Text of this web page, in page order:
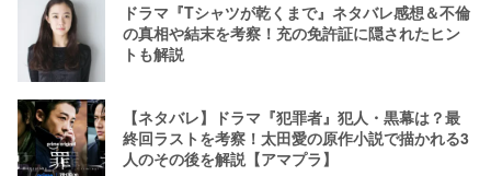
ドラマ『Tシャツが乾くまで』ネタバレ感想＆不倫
の真相や結末を考察！充の免許証に隠されたヒン
トも解説
【ネタバレ】ドラマ『犯罪者』犯人・黒幕は？最
終回ラストを考察！太田愛の原作小説で描かれる3
人のその後を解説【アマプラ】